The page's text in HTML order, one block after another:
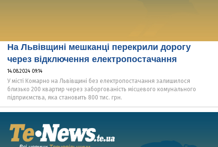
На Львівщині мешканці перекрили дорогу
через відключення електропостачання
14.08.2024 09:14
У місті Комарно на Львівщині без електропостачання залишилося
близько 200 квартир через заборгованість місцевого комунального
підприємства, яка становить 800 тис. грн.